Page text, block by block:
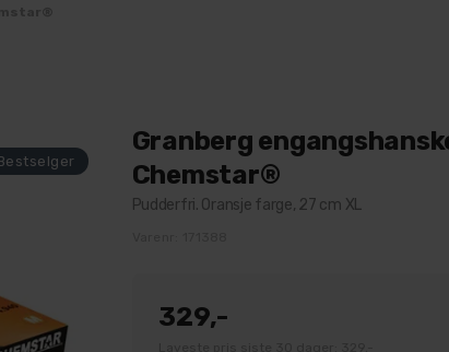
Granberg
Chemstar®
Pudderfri. Oransje farge, 27 cm XL
329,-